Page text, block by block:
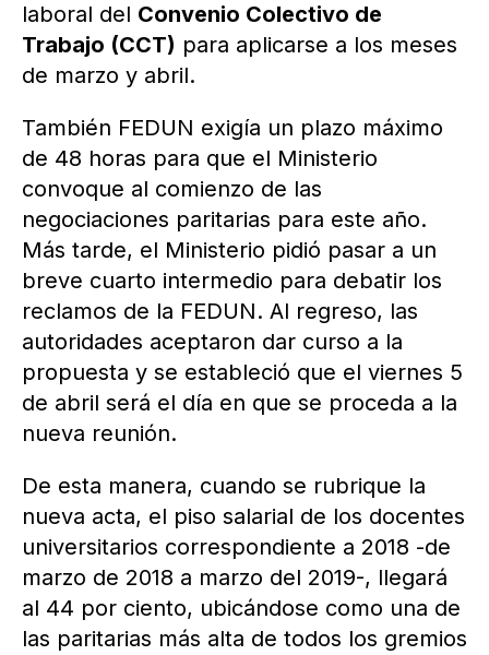
laboral del Convenio Colectivo de
Trabajo (CCT) para aplicarse a los meses
de marzo y abril.
También FEDUN exigía un plazo máximo
de 48 horas para que el Ministerio
convoque al comienzo de las
negociaciones paritarias para este año.
Más tarde, el Ministerio pidió pasar a un
breve cuarto intermedio para debatir los
reclamos de la FEDUN. Al regreso, las
autoridades aceptaron dar curso a la
propuesta y se estableció que el viernes 5
de abril será el día en que se proceda a la
nueva reunión.
De esta manera, cuando se rubrique la
nueva acta, el piso salarial de los docentes
universitarios correspondiente a 2018 -de
marzo de 2018 a marzo del 2019-, llegará
al 44 por ciento, ubicándose como una de
las paritarias más alta de todos los gremios